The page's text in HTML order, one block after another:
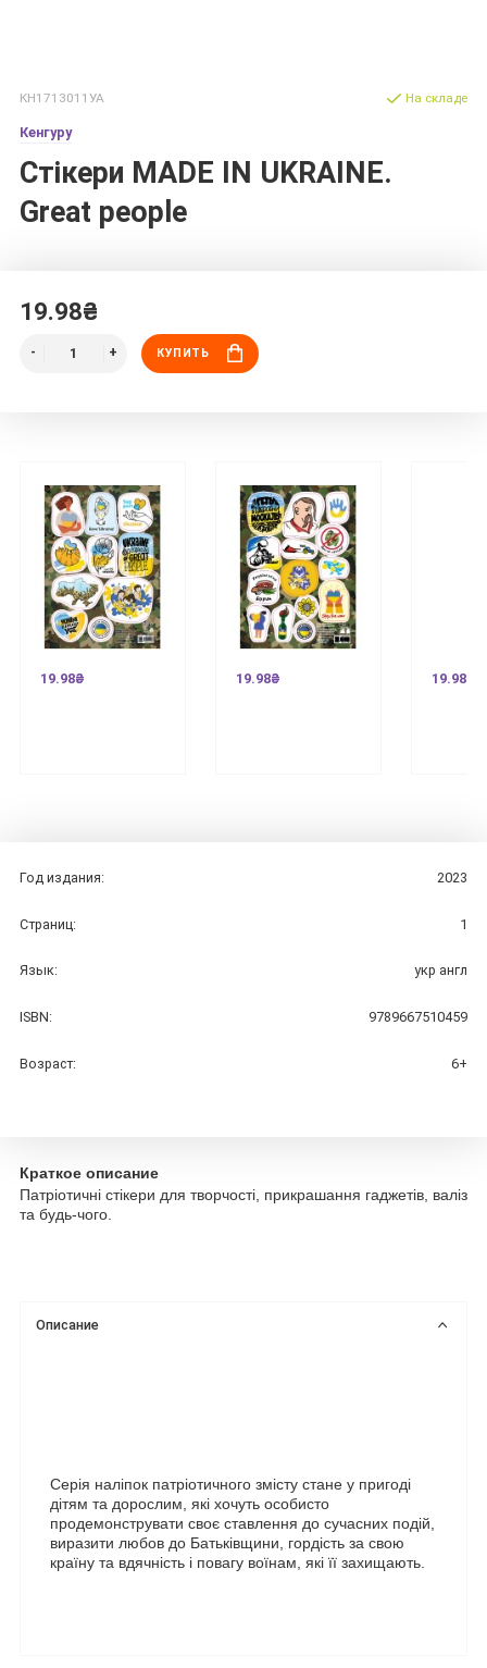
КН1713011УА
Кенгуру
Стікери MADE IN UKRAINE.
Great people
На складе
19.98₴
КУПИТЬ
19.98₴ 19.98₴ 19.98₴
Год издания: 2023
Страниц: 1
Язык: укр англ
ISBN: 9789667510459
Возраст: 6+
Краткое описание
Патріотичні стікери для творчості, прикрашання гаджетів, валіз
та будь-чого.
Описание
Серія наліпок патріотичного змісту стане у пригоді
дітям та дорослим, які хочуть особисто
продемонструвати своє ставлення до сучасних подій,
виразити любов до Батьківщини, гордість за свою